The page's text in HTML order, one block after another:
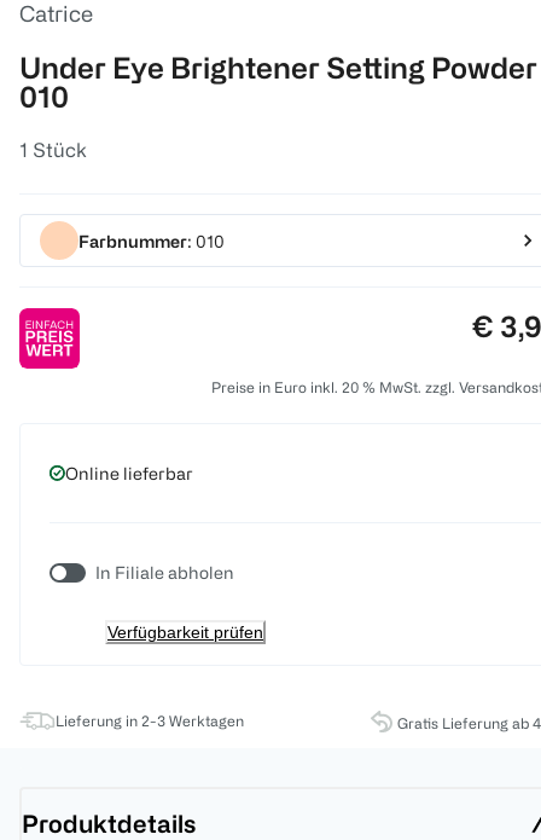
Catrice
Under Eye Brightener Setting Powder
010
1 Stück
Farbnummer: 010
€
Preise in Euro inkl. 20 % MwSt. zzgl.
Online lieferbar
In Filiale abholen
Verfügbarkeit prüfen
Lieferung in 2-3 Werktagen Gratis Lieferung ab
Produktdetails